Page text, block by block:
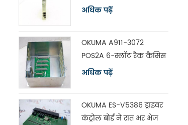
मॉड्यूल H1102P-2
अधिक पढ़ें
OKUMA A911-3072
POS2A 6-स्लॉट रैक कैसिस
विथ बोर्ड ES-V5390
अधिक पढ़ें
OKUMA ES-V5386 ड्राइवर
कंट्रोल बोर्ड ने रात भर भेज